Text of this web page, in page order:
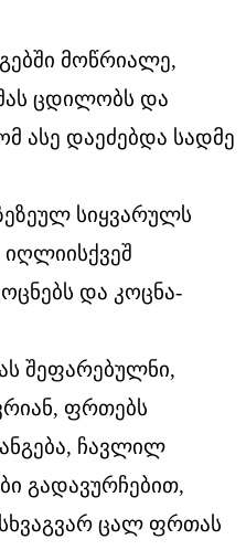
მოწრიალე,
ცდილობს და
ასე დაეძებდა სადმე
სიყვარულს
იღლიისქვეშ
და კოცნა-
შეფარებულნი,
ფრთებს
ჩავლილ
გადავურჩებით,
ცალ ფრთას